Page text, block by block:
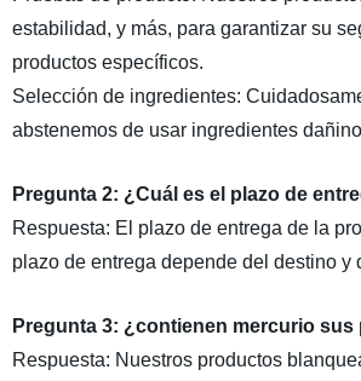
estabilidad, y más, para garantizar su
productos específicos.
Selección de ingredientes:
abstenemos de usar ingredientes
Pregunta 2: ¿Cuál es el plazo de
Respuesta: El plazo de entrega de la
plazo de entrega depende del destino
Pregunta 3: ¿contienen mercurio
Respuesta: Nuestros productos